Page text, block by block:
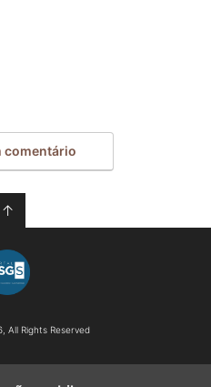
comentário
↑
All Rights Reserved